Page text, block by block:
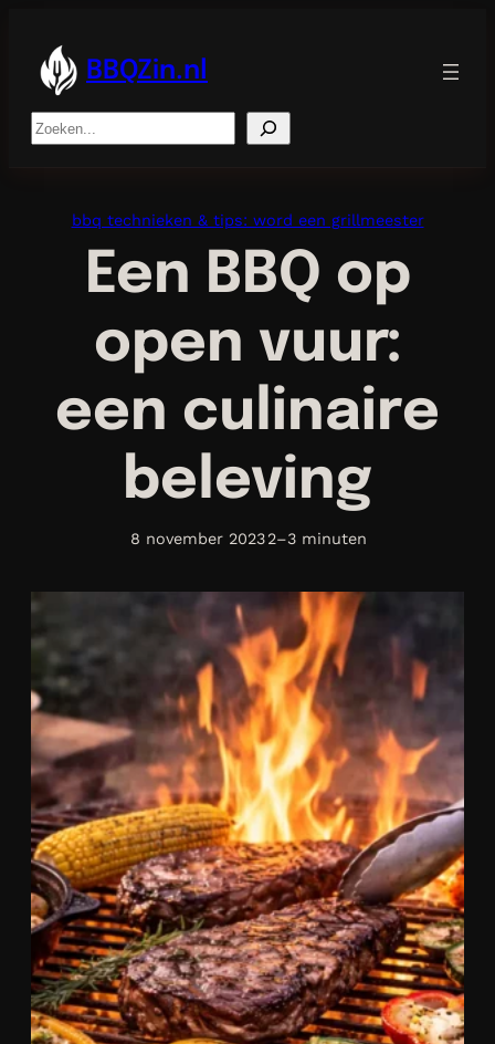
inhoud
BBQZin.nl
Search
bbq technieken & tips: word een grillmeester
Een BBQ op
open vuur:
een culinaire
beleving
8 november 20232–3 minuten